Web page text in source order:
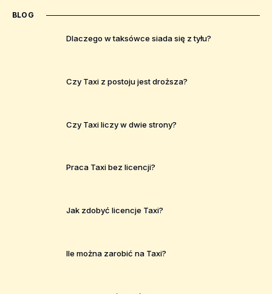
BLOG
Dlaczego w taksówce siada się z tyłu?
Czy Taxi z postoju jest droższa?
Czy Taxi liczy w dwie strony?
Praca Taxi bez licencji?
Jak zdobyć licencje Taxi?
Ile można zarobić na Taxi?